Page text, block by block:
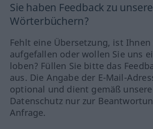
Sie haben Feedback zu
Wörterbüchern?
Fehlt eine Übersetzung, ist Ihnen
aufgefallen oder wollen Sie uns
loben? Füllen Sie bitte das
aus. Die Angabe der E-Mail-
optional und dient gemäß
Datenschutz nur zur
Anfrage.